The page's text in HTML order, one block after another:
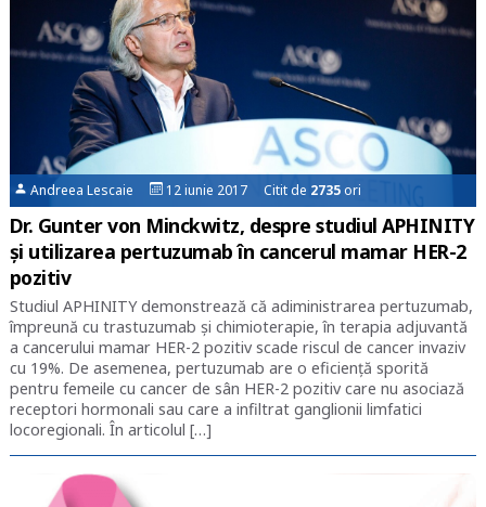
Andreea Lescaie 12 iunie 2017 Citit de 2735 ori
Dr. Gunter von Minckwitz, despre studiul APHINITY
și utilizarea pertuzumab în cancerul mamar HER-2
pozitiv
Studiul APHINITY demonstrează că adiministrarea pertuzumab,
împreună cu trastuzumab și chimioterapie, în terapia adjuvantă
a cancerului mamar HER-2 pozitiv scade riscul de cancer invaziv
cu 19%. De asemenea, pertuzumab are o eficiență sporită
pentru femeile cu cancer de sân HER-2 pozitiv care nu asociază
receptori hormonali sau care a infiltrat ganglionii limfatici
locoregionali. În articolul […]